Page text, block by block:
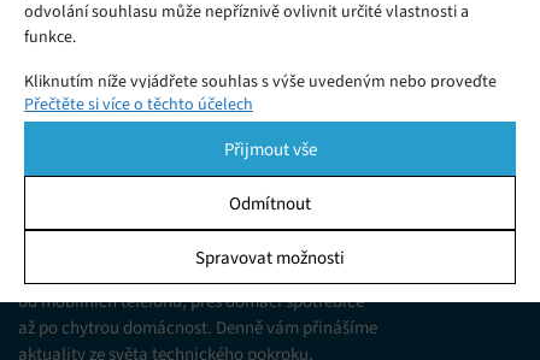
odvolání souhlasu může nepříznivě ovlivnit určité vlastnosti a
funkce.
Kliknutím níže vyjádřete souhlas s výše uvedeným nebo proveďte
podrobnější rozhodnutí. Vaše volby budou použity pouze na tomto
pomocí přepínačů v Zásadách cookies nebo kliknutím na tlačítko
Spravovat souhlas ve spodní části obrazovky.
Ukládání a/nebo přístup k informacím v zařízení, Porozumění
publiku prostřednictvím statistik nebo kombinací údajů z
různých zdrojů.
Přečtěte si více o těchto účelech
Přijmout vše
Odmítnout
Spravovat možnosti
Jsme web zajímající se o technologické novinky
od mobilních telefonů, přes domácí spotřebiče
až po chytrou domácnost. Denně vám přinášíme
aktuality ze světa technického pokroku,